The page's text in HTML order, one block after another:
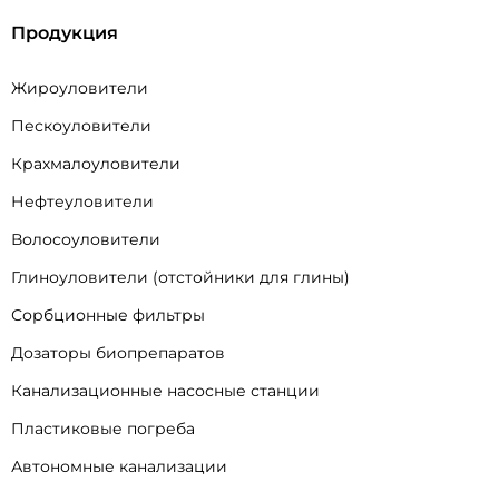
Продукция
Жироуловители
Пескоуловители
Крахмалоуловители
Нефтеуловители
Волосоуловители
Глиноуловители (отстойники для глины)
Сорбционные фильтры
Дозаторы биопрепаратов
Канализационные насосные станции
Пластиковые погреба
Автономные канализации